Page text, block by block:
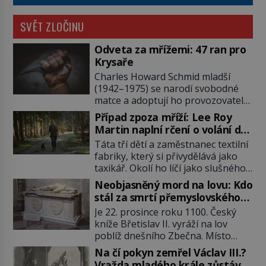
SVĚT ZLOČINU
Odveta za mřížemi: 47 ran pro
Krysaře
Charles Howard Schmid mladší
(1942–1975) se narodí svobodné
matce a adoptují ho provozovatelé
pečovatelského domu Charles a
Katharine Schmidovi. Synek jim
mnoho radosti nepřinese. Mezi
přáteli v arizonském Tusconu se
mu přezdívá Krysař. Je to pohledný
a charismatický mladík, kterému to
ve škole dvakrát nejde. Exceluje ale
v tělocviku. Škola si díky němu
může vystavit […]
Případ zpoza mříží: Lee Roy
Martin naplní rčení o volání do
lesa
Táta tří dětí a zaměstnanec textilní
fabriky, který si přivydělává jako
taxikář. Okolí ho líčí jako slušného
člověka. To je Lee Roy Martin
(1937–1972), jinak též Škrtič z
Gaffney, městečka v Jižní Karolíně.
Mezi lety 1967 až 1968 zavraždí dvě
ženy a dvě dívky. Dne 20. května
1967 znásilní a zavraždí 32letou
Annie Lucille Dedmondovou. […]
Neobjasněný mord na lovu: Kdo
stál za smrtí přemyslovského
knížete Břetislava II.?
Je 22. prosince roku 1100. Český
kníže Břetislav II. vyráží na lov
poblíž dnešního Zbečna. Místo
návratu na Pražský hrad však
přichází smrt. Muž na něj zaútočí
Na čí pokyn zemřel Václav III.?